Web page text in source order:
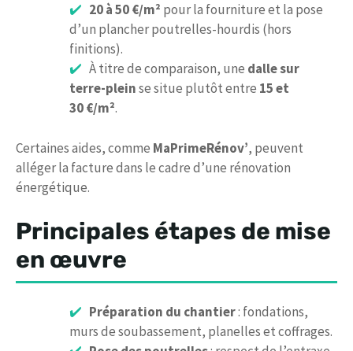
20 à 50 €/m² pour la fourniture et la pose
d’un plancher poutrelles-hourdis (hors
finitions).
À titre de comparaison, une dalle sur
terre-pleinse situe plutôt entre 15 et
30 €/m².
Certaines aides, comme MaPrimeRénov’, peuvent
alléger la facture dans le cadre d’une rénovation
énergétique.
Principales étapes de mise
en œuvre
Préparation du chantier: fondations,
murs de soubassement, planelles et coffrages.